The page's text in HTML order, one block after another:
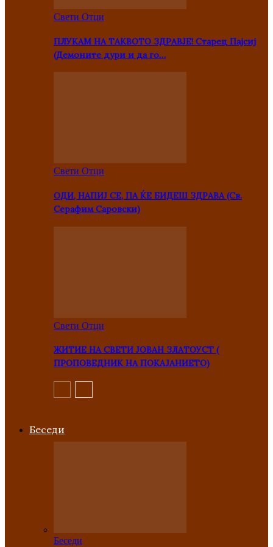
Свети Отци
ПЛУКАМ НА ТАКВОТО ЗДРАВЈЕ! Старец Пајсиј
(Демоните дури и да го…
Свети Отци
ОДИ, НАПИЈ СЕ, ПА ЌЕ БИДЕШ ЗДРАВА (Св.
Серафим Саровски)
Свети Отци
ЖИТИЕ НА СВЕТИ ЈОВАН ЗЛАТОУСТ (
ПРОПОВЕДНИК НА ПОКАЈАНИЕТО)
Беседи
Беседи